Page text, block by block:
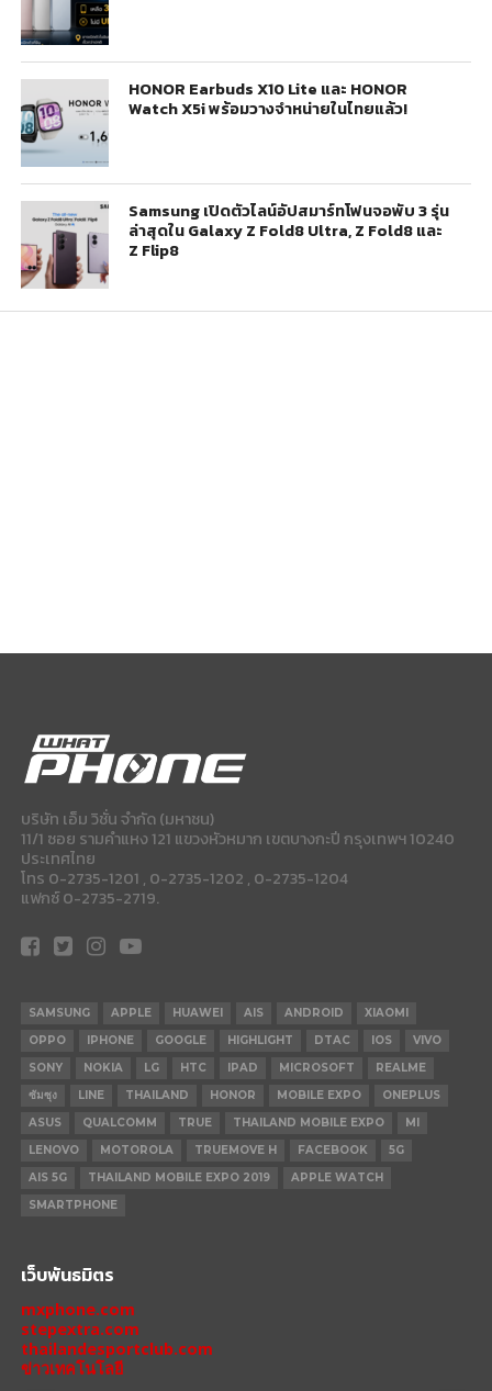
HONOR Earbuds X10 Lite และ HONOR
Watch X5i พร้อมวางจำหน่ายในไทยแล้ว!
Samsung เปิดตัวไลน์อัปสมาร์ทโฟนจอพับ 3 รุ่น
ล่าสุดใน Galaxy Z Fold8 Ultra, Z Fold8 และ
Z Flip8
บริษัท เอ็ม วิชั่น จำกัด (มหาชน)
11/1 ซอย รามคำแหง 121 แขวงหัวหมาก เขตบางกะปี กรุงเทพฯ 10240
ประเทศไทย
โทร 0-2735-1201 , 0-2735-1202 , 0-2735-1204
แฟกซ์ 0-2735-2719.
SAMSUNG APPLE HUAWEI AIS ANDROID
XIAOMI
OPPO
IPHONE GOOGLE HIGHLIGHT DTAC IOS
VIVO
SONY
NOKIA LG HTC IPAD MICROSOFT
REALME
ซัมซุง
LINE THAILAND HONOR MOBILE EXPO
ONEPLUS
ASUS
QUALCOMM TRUE THAILAND MOBILE EXPO
MI
LENOVO
MOTOROLA TRUEMOVE H FACEBOOK
5G
AIS 5G
THAILAND MOBILE EXPO 2019
APPLE WATCH
SMARTPHONE
เว็บพันธมิตร
mxphone.com
stepextra.com
thailandesportclub.com
ข่าวเทคโนโลยี